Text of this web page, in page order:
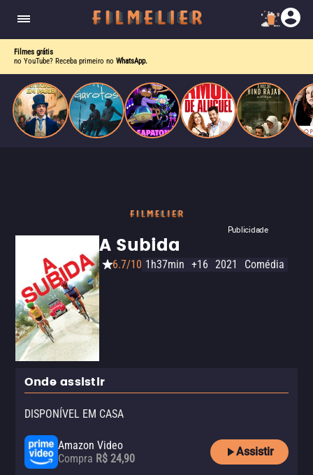
Filmes grátis
no YouTube? Receba primeiro no WhatsApp.
Publicidade
A Subida
6.7/10 1h37min +16 2021 Comédia
Onde assistir
DISPONÍVEL EM CASA
Amazon Video
Compra R$ 24,90
Assistir
Paris
obras-primas, participa de festas e busca romance